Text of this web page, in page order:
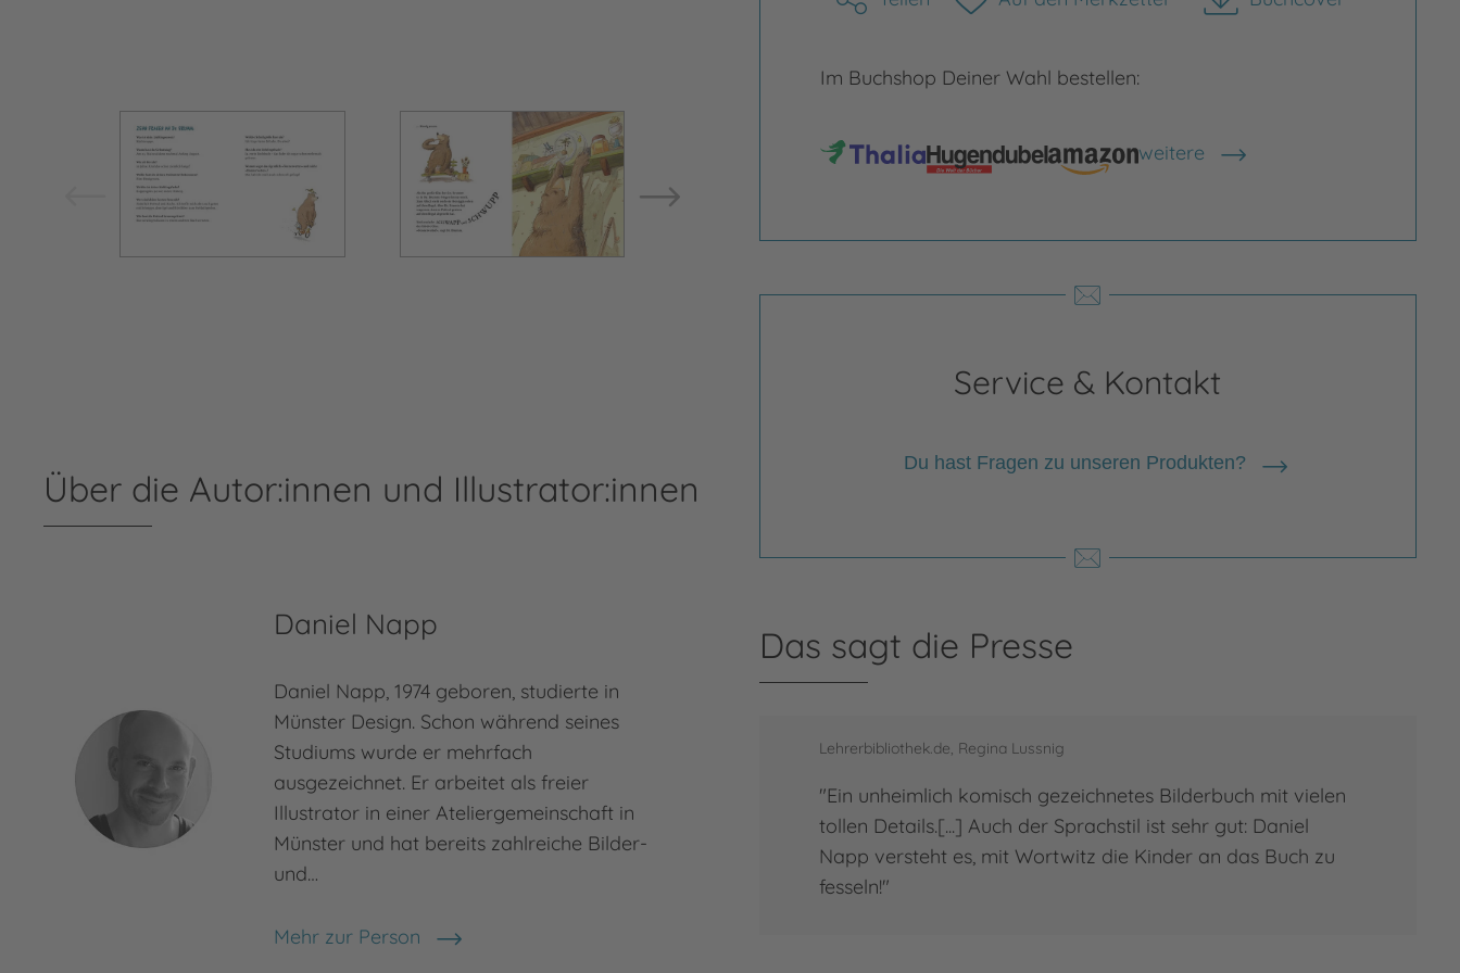
Bild vergrößern
herunterladen
Im Buchshop Deiner Wahl bestellen:
weitere
Shops anzeigen
Service & Kontakt
Du hast Fragen zu unseren Produkten?
Über die Autor:innen und Illustrator:innen
Daniel Napp
Daniel Napp, 1974 geboren, studierte in
Münster Design. Schon während seines
Studiums wurde er mehrfach
ausgezeichnet. Er arbeitet als freier
Illustrator in einer Ateliergemeinschaft in
Münster und hat bereits zahlreiche Bilder-
und…
Mehr zur Person
Daniel Napp
Das sagt die Presse
Lehrerbibliothek.de, Regina Lussnig
"Ein unheimlich komisch gezeichnetes Bilderbuch mit vielen
tollen Details.[...] Auch der Sprachstil ist sehr gut: Daniel
Napp versteht es, mit Wortwitz die Kinder an das Buch zu
fesseln!"